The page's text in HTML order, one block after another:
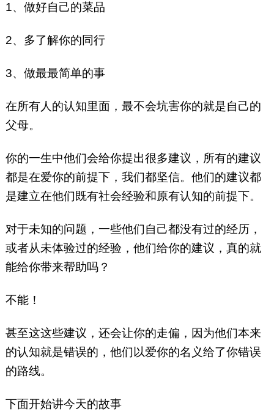
1、做好自己的菜品
2、多了解你的同行
3、做最最简单的事
在所有人的认知里面，最不会坑害你的就是自己的
父母。
你的一生中他们会给你提出很多建议，所有的建议
都是在爱你的前提下，我们都坚信。他们的建议都
是建立在他们既有社会经验和原有认知的前提下。
对于未知的问题，一些他们自己都没有过的经历，
或者从未体验过的经验，他们给你的建议，真的就
能给你带来帮助吗？
不能！
甚至这这些建议，还会让你的走偏，因为他们本来
的认知就是错误的，他们以爱你的名义给了你错误
的路线。
下面开始讲今天的故事